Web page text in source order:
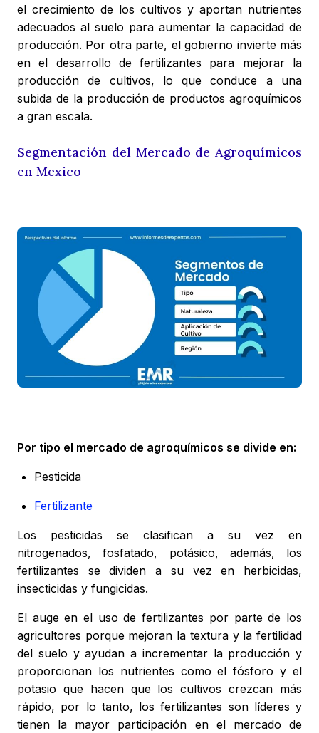
el crecimiento de los cultivos y aportan nutrientes
adecuados al suelo para aumentar la capacidad de
producción. Por otra parte, el gobierno invierte más
en el desarrollo de fertilizantes para mejorar la
producción de cultivos, lo que conduce a una
subida de la producción de productos agroquímicos
a gran escala.
Segmentación del Mercado de Agroquímicos
en Mexico
Por tipo el mercado de agroquímicos se divide en:
Pesticida
Fertilizante
Los pesticidas se clasifican a su vez en
nitrogenados, fosfatado, potásico, además, los
fertilizantes se dividen a su vez en herbicidas,
insecticidas y fungicidas.
El auge en el uso de fertilizantes por parte de los
agricultores porque mejoran la textura y la fertilidad
del suelo y ayudan a incrementar la producción y
proporcionan los nutrientes como el fósforo y el
potasio que hacen que los cultivos crezcan más
rápido, por lo tanto, los fertilizantes son líderes y
tienen la mayor participación en el mercado de